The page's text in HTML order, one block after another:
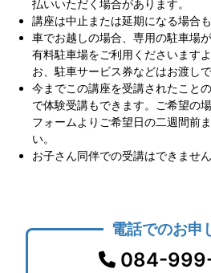
払いいただく場合があります。
講座は中止または延期になる場合も
車でお越しの場合、専用の駐車場
有料駐車場をご利用くださいます
お、駐車サービス券などはお渡しで
今までこの講座を受講されたこと
で体験受講もできます。ご希望の
フォームよりご希望日の二週間前
い。
お子さん同伴での受講はできません
電話でのお申
084-